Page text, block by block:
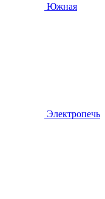
Южная
Электропечь